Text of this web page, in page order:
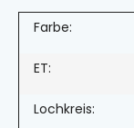
Farbe:
ET:
Lochkreis: